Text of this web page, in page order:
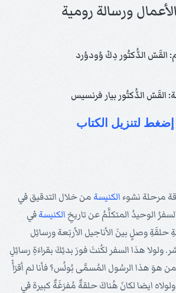
ورسالة رومية
القَسّ الدُّكتُور دِكْ وُودوُرد
القَسّ الدُّكتُور بيار فرنسيس
إضغط لتنزيل الكتاب
مرحلة نشوء الكنيسة من خلال التدقيق في
الوحيدُ المتكلَّمُ عن تاريخِ الكنيسةفي
حلقَةِ وصلٍ بينَ الأناجيل الأربَعة ورسائِل
ولولا هذا السفر لكُنتَ فورَ بدئِكَ بقراءَةِ رسائِلِ
هوَ هذا الرسُول المُسمَّى بُولُس؟ فأنا لم أقرَأْ
ايضا لكانَ هُناكَ حلقةٌ مُفرَغَةٌ كبيرة في